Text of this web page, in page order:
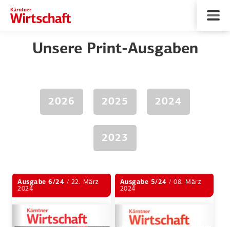
Unsere Print-Ausgaben
2026 2025 2024
2023
Ausgabe 6/24 / 22. März
2024
Ausgabe 5/24 / 08. März
2024